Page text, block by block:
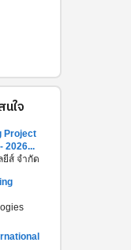
ใจ
Project
2026...
ยีส์ จำกัด